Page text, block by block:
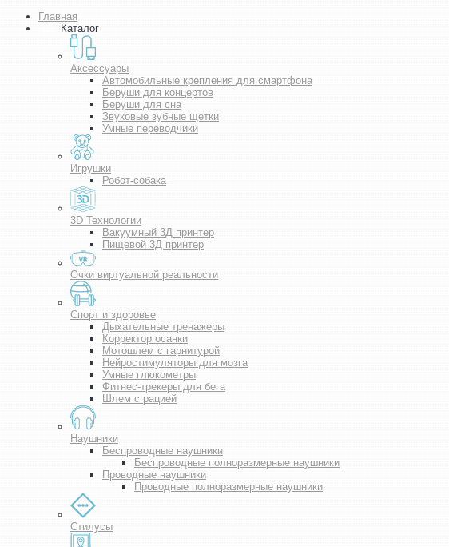
Главная
Каталог
Аксессуары
Автомобильные крепления для смартфона
Беруши для концертов
Беруши для сна
Звуковые зубные щетки
Умные переводчики
Игрушки
Робот-собака
3D Технологии
Вакуумный 3Д принтер
Пищевой 3Д принтер
Очки виртуальной реальности
Спорт и здоровье
Дыхательные тренажеры
Корректор осанки
Мотошлем с гарнитурой
Нейростимуляторы для мозга
Умные глюкометры
Фитнес-трекеры для бега
Шлем с рацией
Наушники
Беспроводные наушники
Беспроводные полноразмерные наушники
Проводные наушники
Проводные полноразмерные наушники
Стилусы